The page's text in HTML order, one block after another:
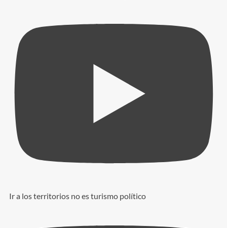
Ir a los territorios no es turismo político